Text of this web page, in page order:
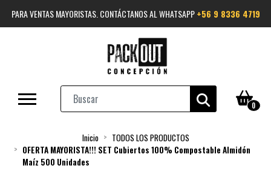
PARA VENTAS MAYORISTAS. CONTÁCTANOS AL WHATSAPP+56 9 8336 4719
0
Inicio
TODOS LOS PRODUCTOS
OFERTA MAYORISTA!!! SET Cubiertos 100% Compostable Almidón
Maíz 500 Unidades